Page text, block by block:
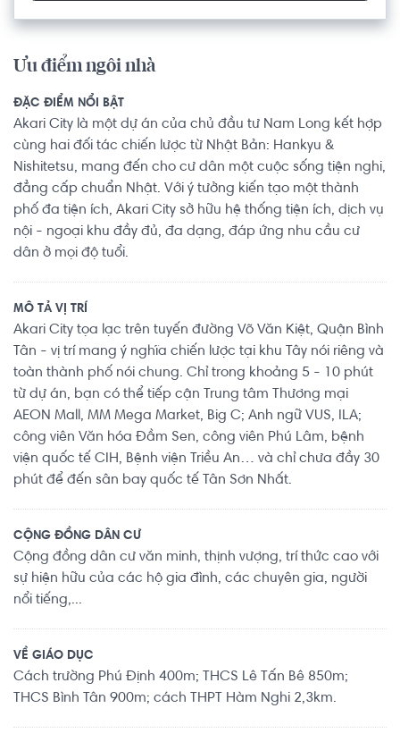
Ưu điểm ngôi nhà
ĐẶC ĐIỂM NỔI BẬT
Akari City là một dự án của chủ đầu tư Nam Long kết hợp
cùng hai đối tác chiến lược từ Nhật Bản: Hankyu &
Nishitetsu, mang đến cho cư dân một cuộc sống tiện nghi,
đẳng cấp chuẩn Nhật. Với ý tưởng kiến tạo một thành
phố đa tiện ích, Akari City sở hữu hệ thống tiện ích, dịch vụ
nội - ngoại khu đầy đủ, đa dạng, đáp ứng nhu cầu cư
dân ở mọi độ tuổi.
MÔ TẢ VỊ TRÍ
Akari City tọa lạc trên tuyến đường Võ Văn Kiệt, Quận Bình
Tân - vị trí mang ý nghĩa chiến lược tại khu Tây nói riêng và
toàn thành phố nói chung. Chỉ trong khoảng 5 - 10 phút
từ dự án, bạn có thể tiếp cận Trung tâm Thương mại
AEON Mall, MM Mega Market, Big C; Anh ngữ VUS, ILA;
công viên Văn hóa Đầm Sen, công viên Phú Lâm, bệnh
viện quốc tế CIH, Bệnh viện Triều An… và chỉ chưa đầy 30
phút để đến sân bay quốc tế Tân Sơn Nhất.
CỘNG ĐỒNG DÂN CƯ
Cộng đồng dân cư văn minh, thịnh vượng, trí thức cao với
sự hiện hữu của các hộ gia đình, các chuyên gia, người
nổi tiếng,...
VỀ GIÁO DỤC
Cách trường Phú Định 400m; THCS Lê Tấn Bê 850m;
THCS Bình Tân 900m; cách THPT Hàm Nghi 2,3km.